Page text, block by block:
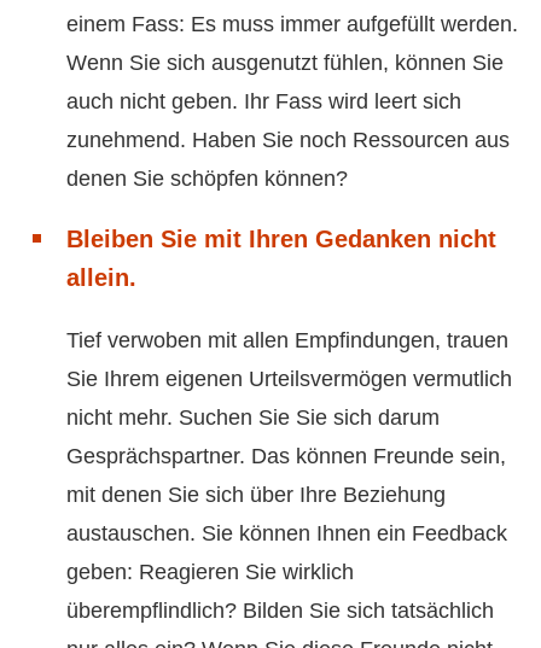
einem Fass: Es muss immer aufgefüllt werden.
Wenn Sie sich ausgenutzt fühlen, können Sie
auch nicht geben. Ihr Fass wird leert sich
zunehmend. Haben Sie noch Ressourcen aus
denen Sie schöpfen können?
Bleiben Sie mit Ihren Gedanken nicht
allein.
Tief verwoben mit allen Empfindungen, trauen
Sie Ihrem eigenen Urteilsvermögen vermutlich
nicht mehr. Suchen Sie Sie sich darum
Gesprächspartner. Das können Freunde sein,
mit denen Sie sich über Ihre Beziehung
austauschen. Sie können Ihnen ein Feedback
geben: Reagieren Sie wirklich
überempflindlich? Bilden Sie sich tatsächlich